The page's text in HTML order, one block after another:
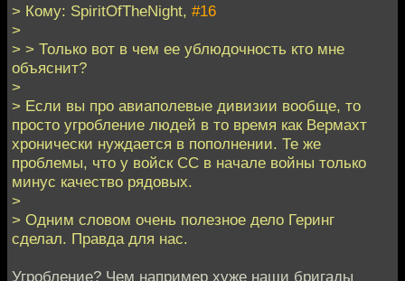
> Кому: SpiritOfTheNight, #16
>
> > Только вот в чем ее ублюдочность кто мне
объяснит?
>
> Если вы про авиаполевые дивизии вообще, то
просто угробление людей в то время как Вермахт
хронически нуждается в пополнении. Те же
проблемы, что у войск СС в начале войны только
минус качество рядовых.
>
> Одним словом очень полезное дело Геринг
сделал. Правда для нас.
Угробление? Чем например хуже наши бригады